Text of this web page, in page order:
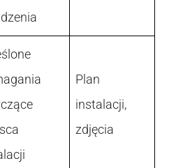
Plan
instalacji,
zdjęcia